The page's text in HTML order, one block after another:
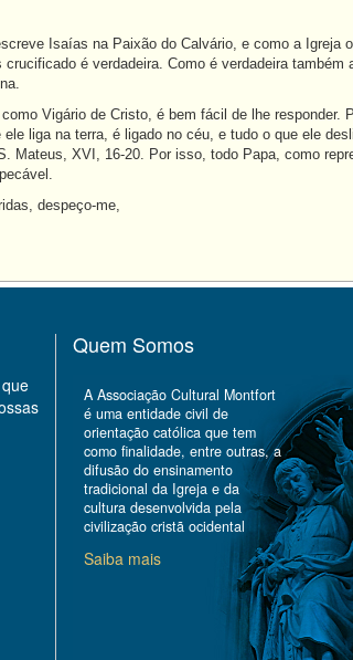
Isaías na Paixão do Calvário, e como a Igreja
é verdadeira. Como é verdadeira também
Vigário de Cristo, é bem fácil de lhe responder.
liga na terra, é ligado no céu, e tudo o que ele
Mateus, XVI, 16-20. Por isso, todo Papa, como
despeço-me,
Quem Somos
A Associação Cultural Montfort
é uma entidade civil de
orientação católica que tem
como finalidade, entre outras, a
difusão do ensinamento
tradicional da Igreja e da
cultura desenvolvida pela
civilização cristã ocidental
Saiba mais